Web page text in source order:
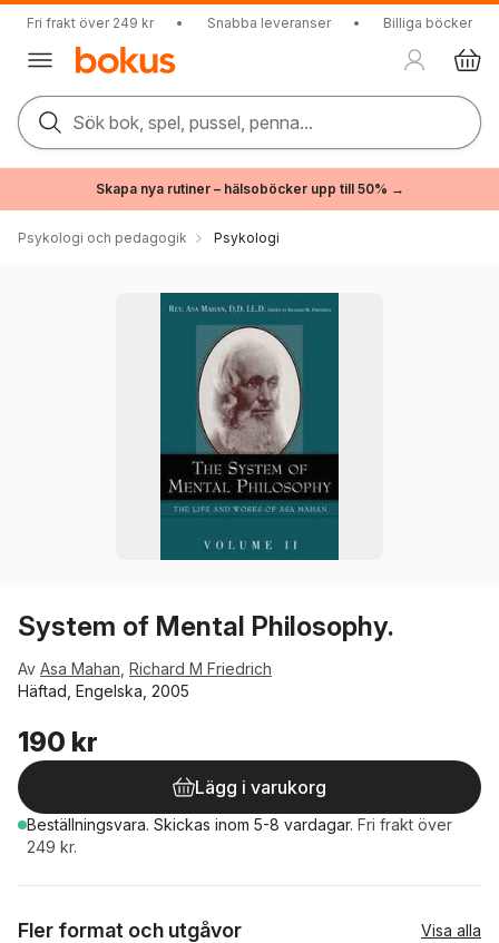
Fri frakt över 249 kr • Snabba leveranser • Billiga böcker
Sök bok, spel, pussel, penna...
Skapa nya rutiner – hälsoböcker upp till 50% →
Psykologi och pedagogik Psykologi
System of Mental Philosophy.
Av Asa Mahan Richard M Friedrich
Häftad, Engelska, 2005
190 kr
Lägg i varukorg
Beställningsvara. Skickas inom 5-8 vardagar. Fri frakt över
249 kr.
Fler format och utgåvor Visa alla